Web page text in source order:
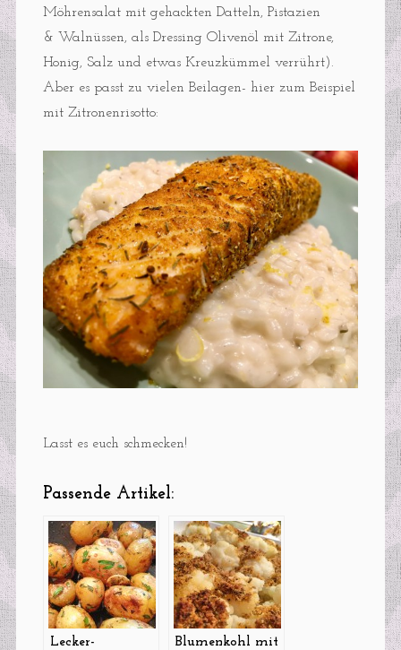
Möhrensalat mit gehackten Datteln, Pistazien
& Walnüssen, als Dressing Olivenöl mit Zitrone,
Honig, Salz und etwas Kreuzkümmel verrührt).
Aber es passt zu vielen Beilagen- hier zum Beispiel
mit Zitronenrisotto:
Lasst es euch schmecken!
Passende Artikel:
Lecker-
Blumenkohl mit